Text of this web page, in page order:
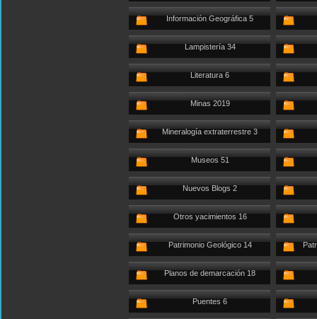
Información Geográfica 5
Lampistería 34
Literatura 6
Minas 2019
Mineralogía extraterrestre 3
Museos 51
Nuevos Blogs 2
Otros yacimientos 16
Patrimonio Geológico 14
Planos de demarcación 18
Puentes 6